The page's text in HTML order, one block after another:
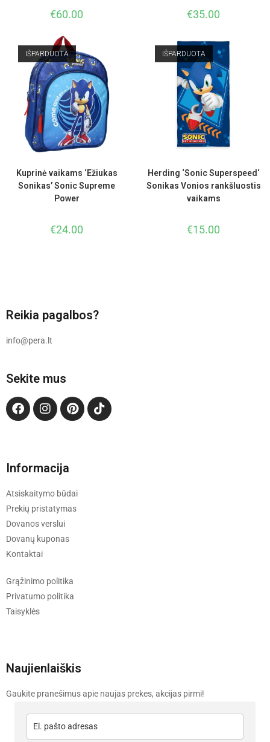
€60.00 €35.00
IŠPARDUOTA
Kuprinė vaikams ‘Ežiukas
Sonikas’ Sonic Supreme
Power
€24.00
IŠPARDUOTA
Herding ‘Sonic Superspeed‘
Sonikas Vonios rankšluostis
vaikams
€15.00
Reikia pagalbos?
info@pera.lt
Sekite mus
Informacija
Atsiskaitymo būdai
Prekių pristatymas
Dovanos verslui
Dovanų kuponas
Kontaktai
Grąžinimo politika
Privatumo politika
Taisyklės
Naujienlaiškis
Gaukite pranešimus apie naujas prekes, akcijas pirmi!